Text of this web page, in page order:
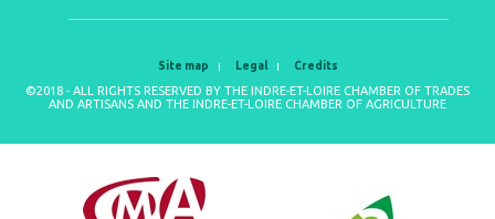
Site map Legal Credits
©2018 - ALL RIGHTS RESERVED BY THE INDRE-ET-LOIRE CHAMBER OF TRADES
AND ARTISANS AND THE INDRE-ET-LOIRE CHAMBER OF AGRICULTURE